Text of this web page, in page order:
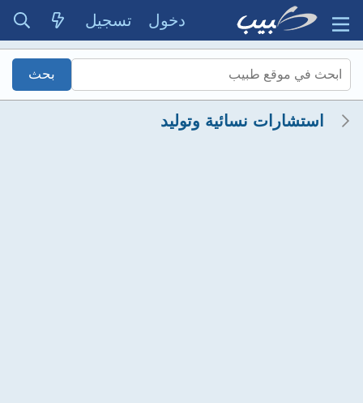
دخول تسجيل
استشارات نسائية وتوليد